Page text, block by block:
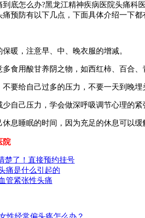
怎么办?黑龙江精神疾病医院头痛科
痛预防有以下几点，下面具体介绍一下都
，注意早、中、晚衣服的增减。
用酸甘养阴之物，如西红柿、百合、
给自己过多的压力，不要一天到晚埋
己压力，学会做深呼吸调节心理的紧
睡眠的时间，因为充足的休息可以缓
院
楚了！直接预约挂号
痛是什么引起的
管紧张性头痛
性经常偏头疼怎么办？